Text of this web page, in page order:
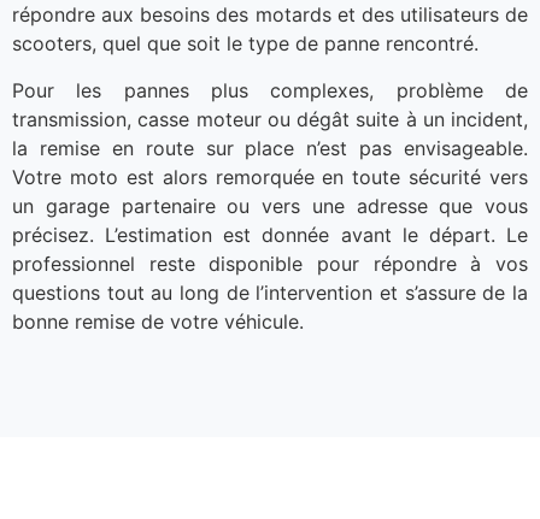
répondre aux besoins des motards et des utilisateurs de
scooters, quel que soit le type de panne rencontré.
Pour les pannes plus complexes, problème de
transmission, casse moteur ou dégât suite à un incident,
la remise en route sur place n’est pas envisageable.
Votre moto est alors remorquée en toute sécurité vers
un garage partenaire ou vers une adresse que vous
précisez. L’estimation est donnée avant le départ. Le
professionnel reste disponible pour répondre à vos
questions tout au long de l’intervention et s’assure de la
bonne remise de votre véhicule.